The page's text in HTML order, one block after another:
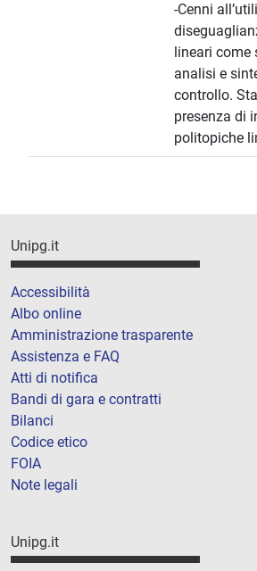
-Cenni
lineari
analisi e
controllo.
presenza di
politopiche
Unipg.it
Accessibilità
Albo online
Amministrazione trasparente
Assistenza e FAQ
Atti di notifica
Bandi di gara e contratti
Bilanci
Codice etico
FOIA
Note legali
Unipg.it